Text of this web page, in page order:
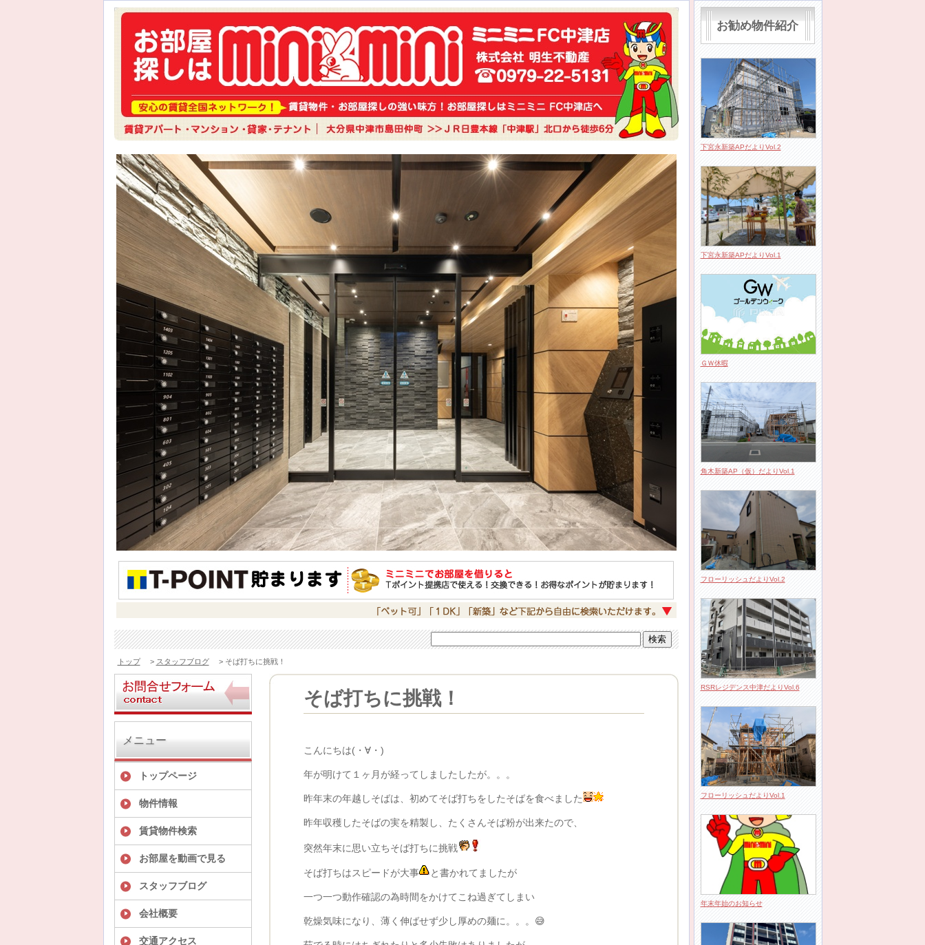
トップ > スタッフブログ > そば打ちに挑戦！
メニュー
トップページ
物件情報
賃貸物件検索
お部屋を動画で見る
スタッフブログ
会社概要
交通アクセス
そば打ちに挑戦！
こんにちは(・∀・)
年が明けて１ヶ月が経ってしましたしたが。。。
昨年末の年越しそばは、初めてそば打ちをしたそばを食べました
昨年収穫したそばの実を精製し、たくさんそば粉が出来たので、
突然年末に思い立ちそば打ちに挑戦
そば打ちはスピードが大事 と書かれてましたが
一つ一つ動作確認の為時間をかけてこね過ぎてしまい
乾燥気味になり、薄く伸ばせず少し厚めの麺に。。。😅
お勧め物件紹介
下宮永新築APだよりVol.2
下宮永新築APだよりVol.1
ＧＷ休暇
角木新築AP（仮）だよりVol.1
フローリッシュだよりVol.2
RSRレジデンス中津だよりVol.6
フローリッシュだよりVol.1
年末年始のお知らせ